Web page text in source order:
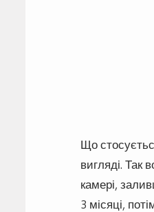
Що
вигляді. Так
камері,
3 місяці,